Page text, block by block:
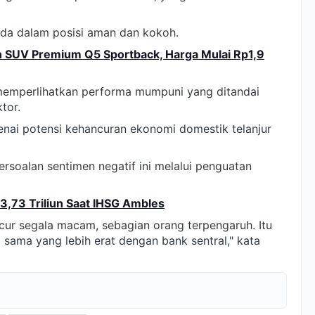
dalam posisi aman dan kokoh.
Premium Q5 Sportback, Harga Mulai Rp1,9
performa mumpuni yang ditandai
potensi kehancuran ekonomi domestik telanjur
sentimen negatif ini melalui penguatan
Triliun Saat IHSG Ambles
segala macam, sebagian orang terpengaruh. Itu
yang lebih erat dengan bank sentral," kata